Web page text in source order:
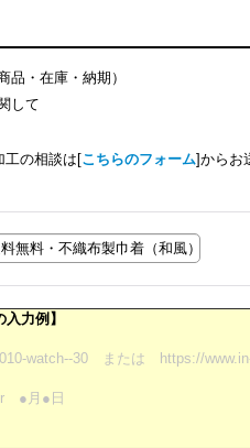
品・在庫・納期）
して
工の相談は[こちらのフォーム]からお
力例】
watch--30 または https://
●月●日